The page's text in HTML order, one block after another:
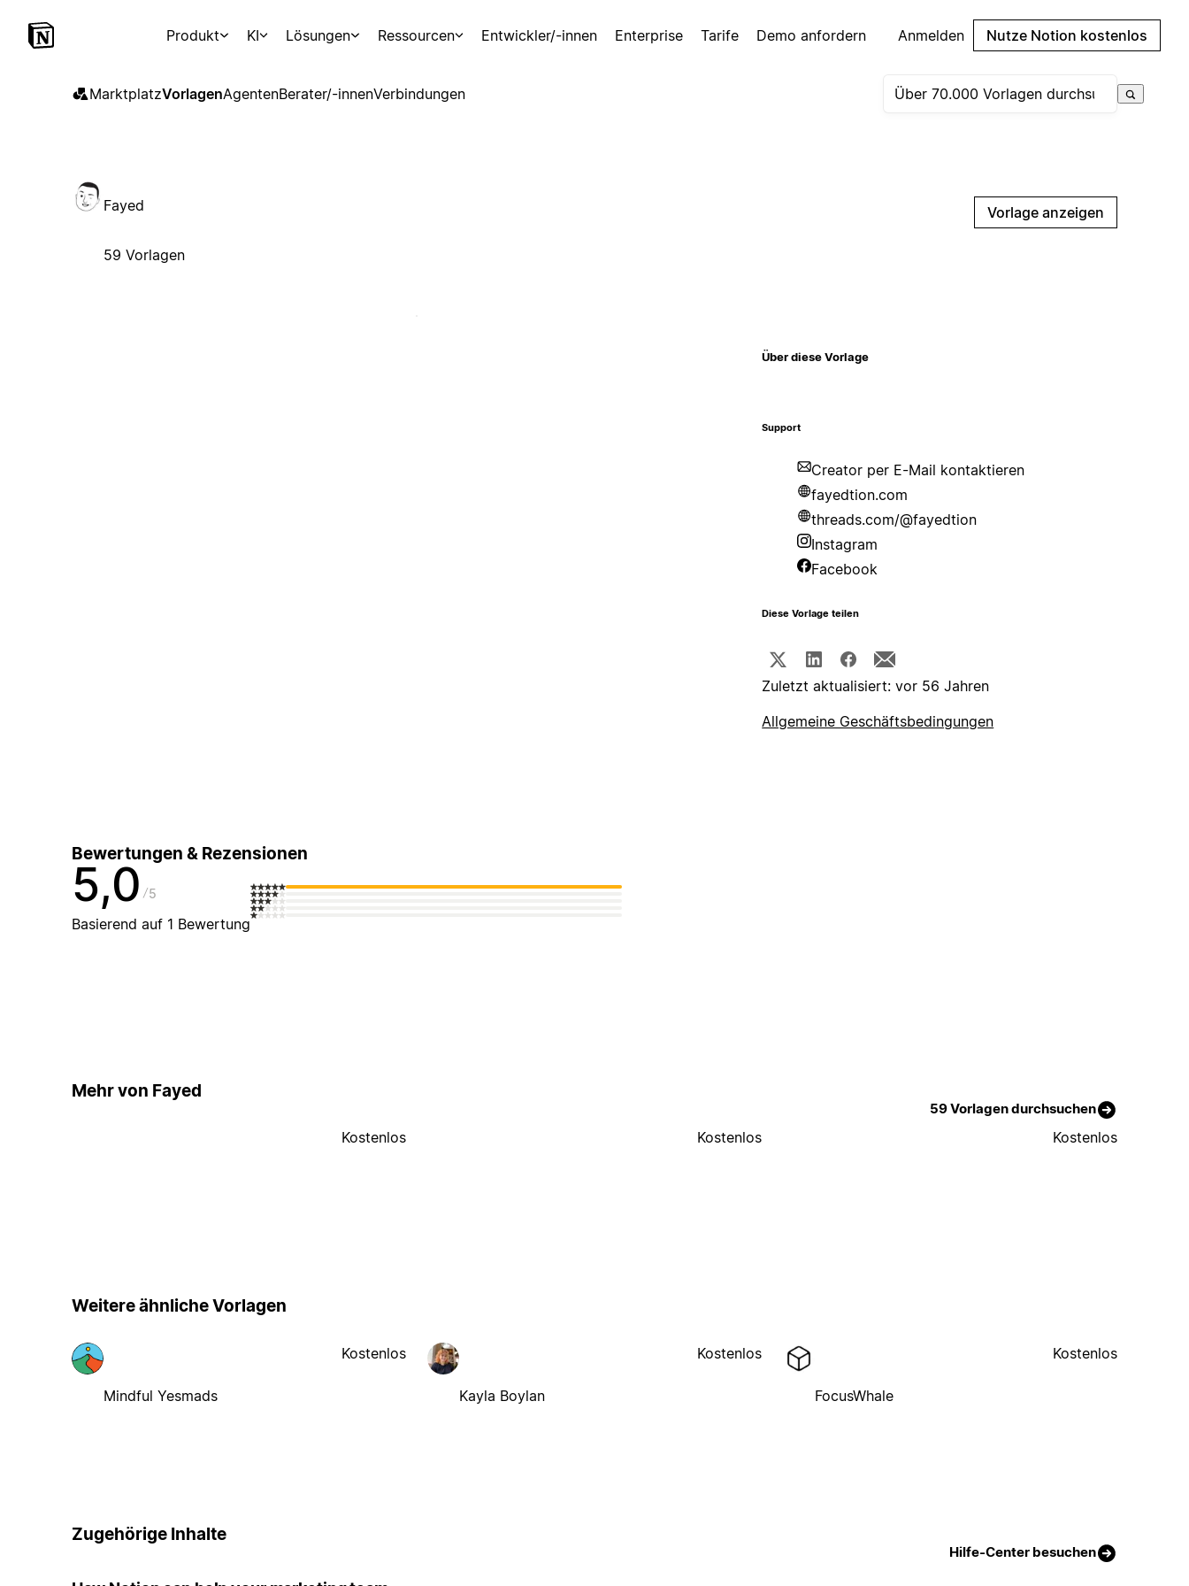
Produkt KI Lösungen Ressourcen Entwickler/-innen Enterprise Tarife Demo anfordern Anmelden Nutze Notion kostenlos
MarktplatzVorlagenAgentenBerater/-innenVerbindungen
Fayed
59 Vorlagen
Vorlage anzeigen
Über diese Vorlage
Support
Creator per E-Mail kontaktieren
fayedtion.com
threads.com/@fayedtion
Instagram
Facebook
Diese Vorlage teilen
Zuletzt aktualisiert: vor 56 Jahren
Allgemeine Geschäftsbedingungen
Bewertungen & Rezensionen
5,0 5
Basierend auf 1 Bewertung
Mehr von Fayed
59 Vorlagen durchsuchen
Kostenlos Kostenlos Kostenlos
Weitere ähnliche Vorlagen
Mindful Yesmads
Kostenlos
Kayla Boylan
Kostenlos
FocusWhale
Kostenlos
Zugehörige Inhalte
Hilfe-Center besuchen